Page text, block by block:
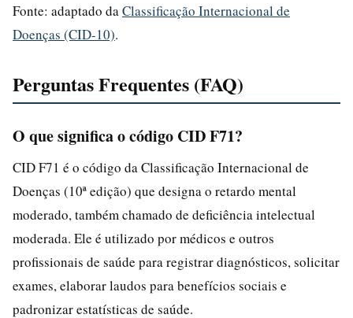
Fonte: adaptado da Classificação Internacional de
Doenças (CID-10).
Perguntas Frequentes (FAQ)
O que significa o código CID F71?
CID F71 é o código da Classificação Internacional de
Doenças (10ª edição) que designa o retardo mental
moderado, também chamado de deficiência intelectual
moderada. Ele é utilizado por médicos e outros
profissionais de saúde para registrar diagnósticos, solicitar
exames, elaborar laudos para benefícios sociais e
padronizar estatísticas de saúde.